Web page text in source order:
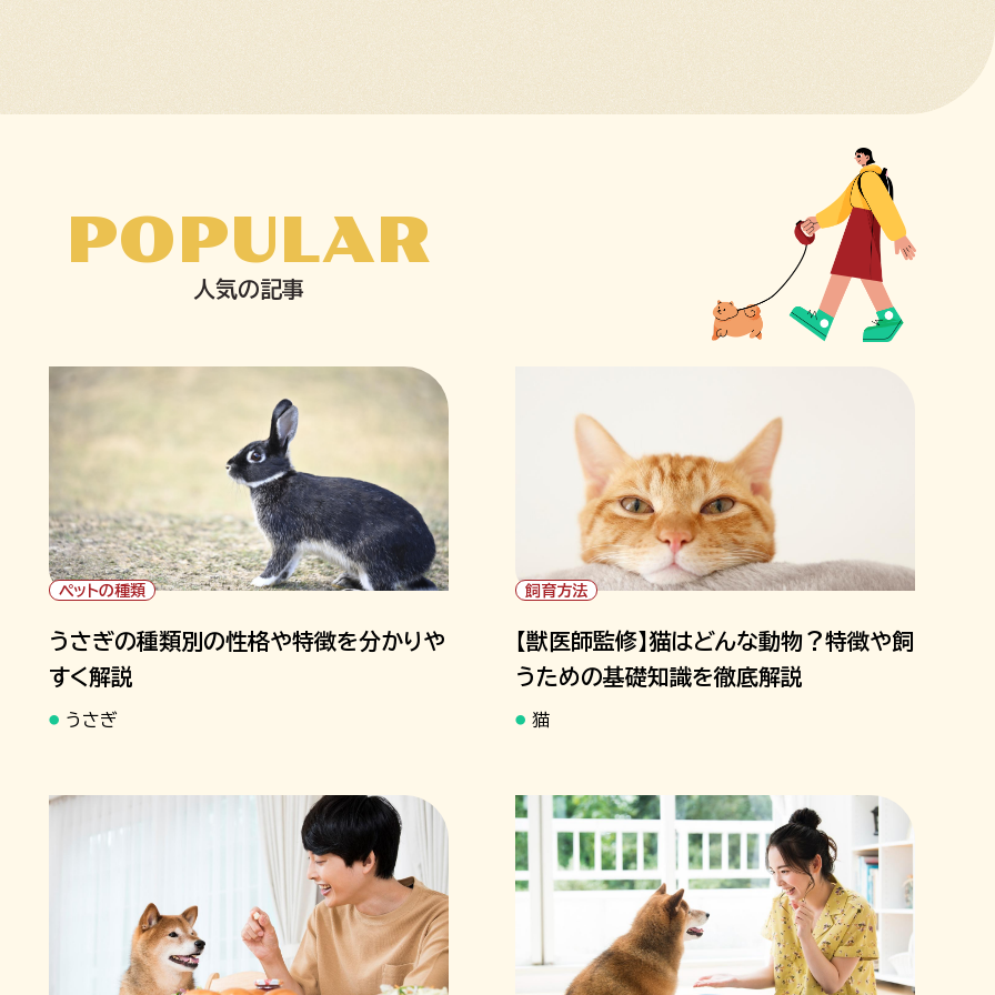
POPULAR
人気の記事
ペットの種類
うさぎの種類別の性格や特徴を分かりや
すく解説
うさぎ
飼育方法
【獣医師監修】猫はどんな動物？特徴や飼
うための基礎知識を徹底解説
猫